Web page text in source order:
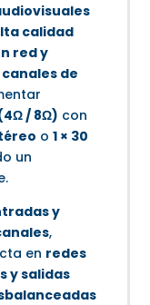
calidad
red y
de
/ 8Ω) con
o1 × 30
un
y
,
en redes
y salidas